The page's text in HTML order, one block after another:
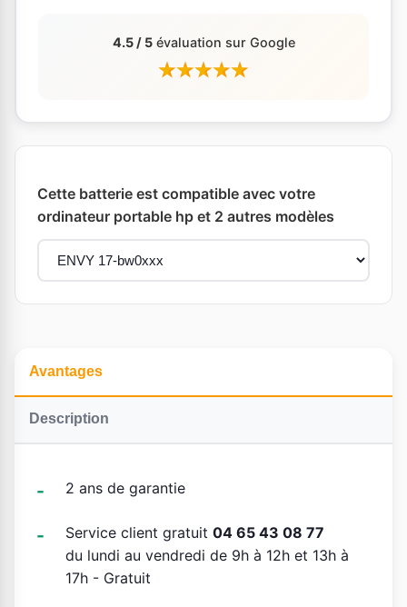
4.5 / 5évaluation sur Google
Cette batterie est compatible avec votre
ordinateur portable hp et 2 autres modèles
Avantages
Description
2 ans de garantie
Service client gratuit 04 65 43 08 77
du lundi au vendredi de 9h à 12h et 13h à
17h - Gratuit